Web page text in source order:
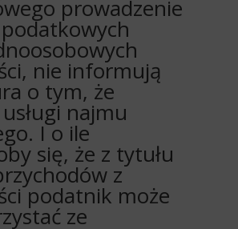
prowadzenie
nie informują
o tym, że
najmu
I o ile
się, że z tytułu
z
podatnik może
ze